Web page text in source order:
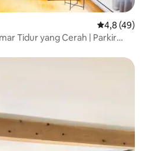
Nilai rata-
4,8 (49)
Tidur yang Cerah | Parkir